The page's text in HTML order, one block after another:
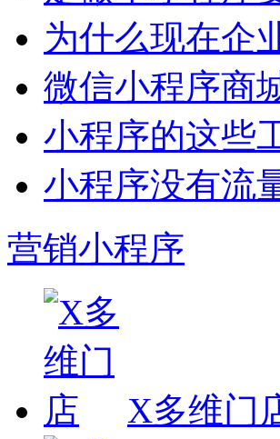
为什么现在企
微信小程序商
小程序的这些
小程序没有流
营销小程序
X多维门